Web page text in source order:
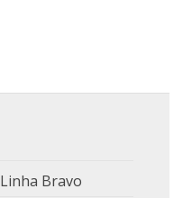
Linha Bravo